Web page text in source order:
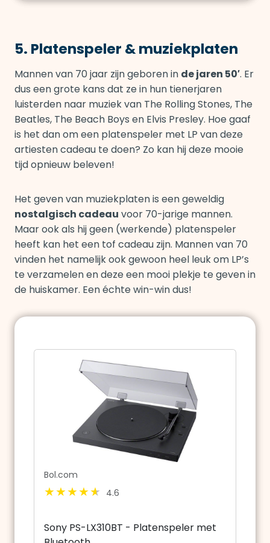
5. Platenspeler & muziekplaten
Mannen van 70 jaar zijn geboren in de jaren 50′. Er
dus een grote kans dat ze in hun tienerjaren
luisterden naar muziek van The Rolling Stones, The
Beatles, The Beach Boys en Elvis Presley. Hoe gaaf
is het dan om een platenspeler met LP van deze
artiesten cadeau te doen? Zo kan hij deze mooie
tijd opnieuw beleven!
Het geven van muziekplaten is een geweldig
nostalgisch cadeau voor 70-jarige mannen.
Maar ook als hij geen (werkende) platenspeler
heeft kan het een tof cadeau zijn. Mannen van 70
vinden het namelijk ook gewoon heel leuk om LP’s
te verzamelen en deze een mooi plekje te geven in
de huiskamer. Een échte win-win dus!
Bol.com
4.6
Sony PS-LX310BT - Platenspeler met